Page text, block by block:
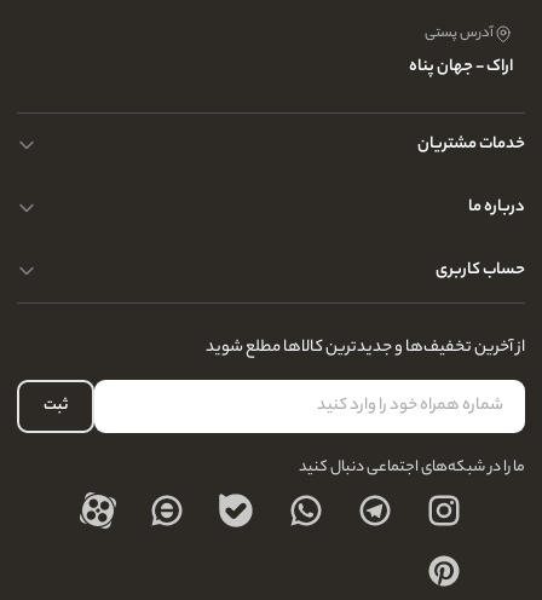
آدرس پستی
اراک - جهان پناه
خدمات مشتریان
حریم خصوصی کاربران
تماس با ما
درباره ما
سوالات متداول
آدرس فروشگاه
نحوه ارسال کالا
نحوه بازگشت کالا
درباره ما
حساب کاربری
لیست علاقه‌مندی
حساب کاربری
از آخرین تخفیف‌ها و جدیدترین کالاها مطلع شوید
ثبت
ما را در شبکه‌های اجتماعی دنبال کنید